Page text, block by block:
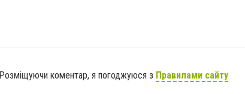
Розміщуючи коментар, я погоджуюся з Правилами сайту